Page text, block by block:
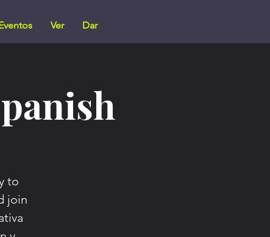
Ver Dar
to
join